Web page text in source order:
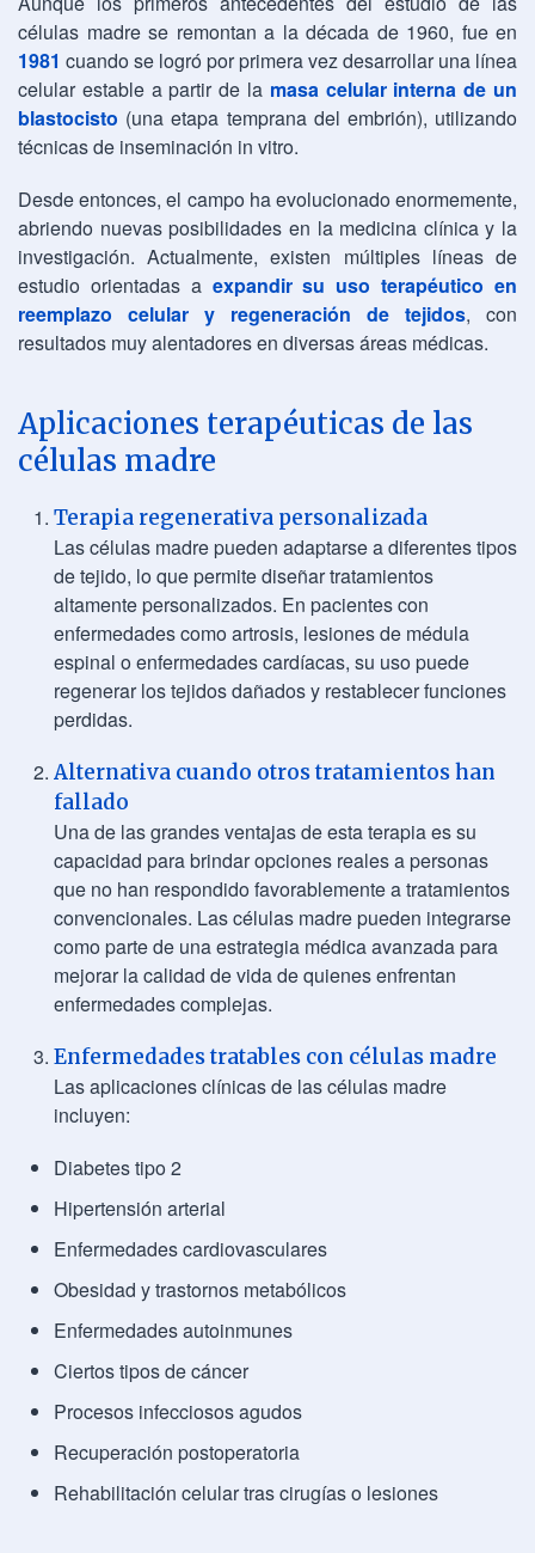
células madre se remontan a la década de 1960, fue en
1981 cuando se logró por primera vez desarrollar una línea
celular estable a partir de la masa celular interna de un
blastocisto (una etapa temprana del embrión), utilizando
técnicas de inseminación in vitro.
Desde entonces, el campo ha evolucionado enormemente,
abriendo nuevas posibilidades en la medicina clínica y la
investigación. Actualmente, existen múltiples líneas de
estudio orientadas a expandir su uso terapéutico en
reemplazo celular y regeneración de tejidos, con
resultados muy alentadores en diversas áreas médicas.
Aplicaciones terapéuticas de las
células madre
Terapia regenerativa personalizada
Las células madre pueden adaptarse a diferentes tipos
de tejido, lo que permite diseñar tratamientos
altamente personalizados. En pacientes con
enfermedades como artrosis, lesiones de médula
espinal o enfermedades cardíacas, su uso puede
regenerar los tejidos dañados y restablecer funciones
perdidas.
Alternativa cuando otros tratamientos han
fallado
Una de las grandes ventajas de esta terapia es su
capacidad para brindar opciones reales a personas
que no han respondido favorablemente a tratamientos
convencionales. Las células madre pueden integrarse
como parte de una estrategia médica avanzada para
mejorar la calidad de vida de quienes enfrentan
enfermedades complejas.
Enfermedades tratables con células madre
Las aplicaciones clínicas de las células madre
incluyen:
Diabetes tipo 2
Hipertensión arterial
Enfermedades cardiovasculares
Obesidad y trastornos metabólicos
Enfermedades autoinmunes
Ciertos tipos de cáncer
Procesos infecciosos agudos
Recuperación postoperatoria
Rehabilitación celular tras cirugías o lesiones